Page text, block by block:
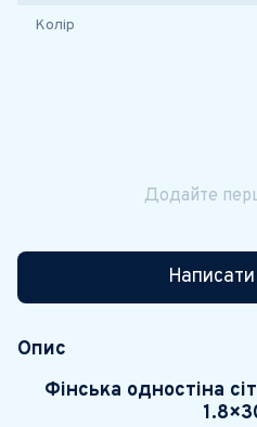
Колір
Додайте
Написати
Опис
Фінська одностіна